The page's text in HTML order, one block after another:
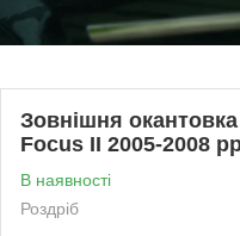
Зовнішня
Focus II 2005-2008
В наявності
Роздріб